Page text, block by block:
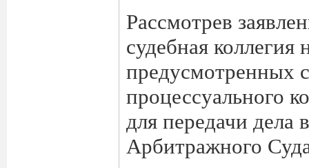
Рассмотрев
судебная
предусмотренных
процессуального
для передачи
Арбитражного